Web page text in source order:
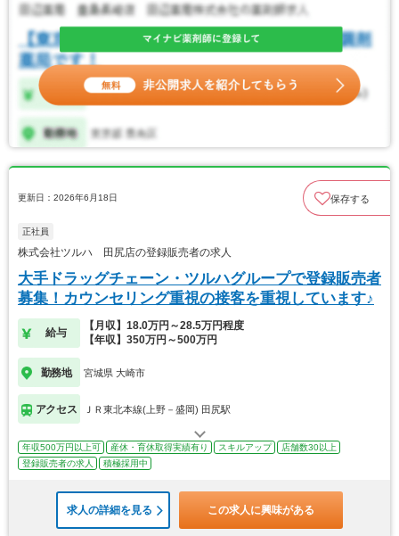
更新日：2026年6月18日 保存する
正社員
株式会社ツルハ 田尻店の登録販売者の求人
大手ドラッグチェーン・ツルハグループで登録販売者
募集！カウンセリング重視の接客を重視しています♪
給与
【月収】18.0万円～28.5万円程度
【年収】350万円～500万円
勤務地 宮城県 大崎市
アクセス ＪＲ東北本線(上野－盛岡) 田尻駅
年収500万円以上可 産休・育休取得実績有り スキルアップ
店舗数30以上
登録販売者の求人
積極採用中
求人の詳細を見る この求人に興味がある